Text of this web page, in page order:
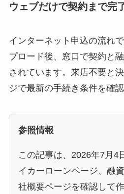
ウェブだけで契約まで完
インターネット申込の流れ
プロード後、窓口で契約と
されています。来店不要と
ジで最新の手続き条件を確
参照情報
この記事は、2026年7月4
イカーローンページ、融
社概要ページを確認して作